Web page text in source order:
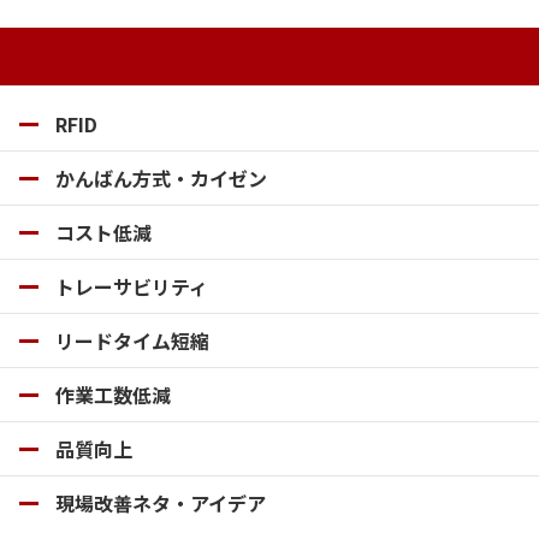
ビ
ゲ
ー
シ
ョ
ン
RFID
かんばん方式・カイゼン
コスト低減
トレーサビリティ
リードタイム短縮
作業工数低減
品質向上
現場改善ネタ・アイデア